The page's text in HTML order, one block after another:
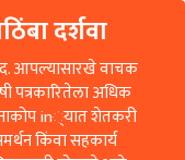
दर्शवा
आपल्यासारखे वाचक
पत्रकारितेला अधिक
in्यात शेतकरी
किंवा सहकार्य
मोलाचे आहे.